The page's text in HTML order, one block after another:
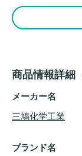
商品情報詳細
メーカー名
三鳩化学工業
ブランド名